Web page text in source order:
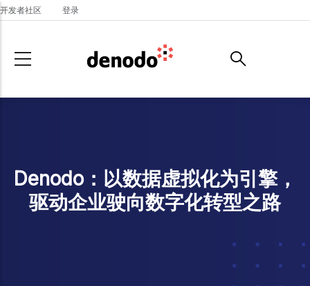
Skip to main content
开发者社区 登录
Denodo：以数据虚拟化为引擎，
驱动企业驶向数字化转型之路